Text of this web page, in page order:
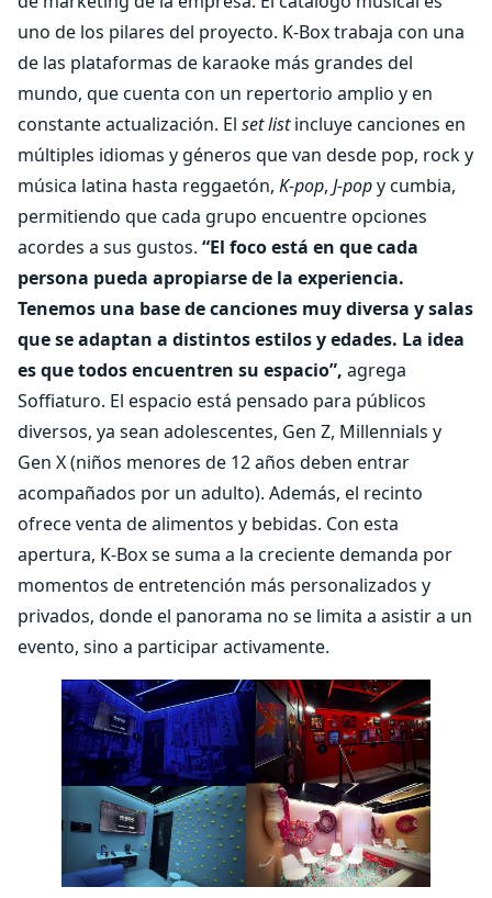
uno de los pilares del proyecto. K-Box trabaja con una
de las plataformas de karaoke más grandes del
mundo, que cuenta con un repertorio amplio y en
constante actualización. El set listincluye canciones en
múltiples idiomas y géneros que van desde pop, rock y
música latina hasta reggaetón, K-pop, J-popy cumbia,
permitiendo que cada grupo encuentre opciones
acordes a sus gustos. “El foco está en que cada
persona pueda apropiarse de la experiencia.
Tenemos una base de canciones muy diversa y salas
que se adaptan a distintos estilos y edades. La idea
es que todos encuentren su espacio”, agrega
Soffiaturo. El espacio está pensado para públicos
diversos, ya sean adolescentes, Gen Z, Millennials y
Gen X (niños menores de 12 años deben entrar
acompañados por un adulto). Además, el recinto
ofrece venta de alimentos y bebidas. Con esta
apertura, K-Box se suma a la creciente demanda por
momentos de entretención más personalizados y
privados, donde el panorama no se limita a asistir a un
evento, sino a participar activamente.